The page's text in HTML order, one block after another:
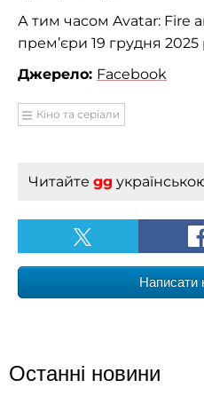
А тим часом Avatar: Fire
прем’єри 19 грудня 2025
Джерело: Facebook
Кіно та серіали
Читайте gg
Написати
Останні новини